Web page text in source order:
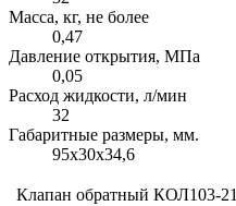
Масса, кг, не более
0,47
Давление открытия, МПа
0,05
Расход жидкости, л/мин
32
Габаритные размеры, мм.
95х30х34,6
Клапан обратный КОЛ103-21